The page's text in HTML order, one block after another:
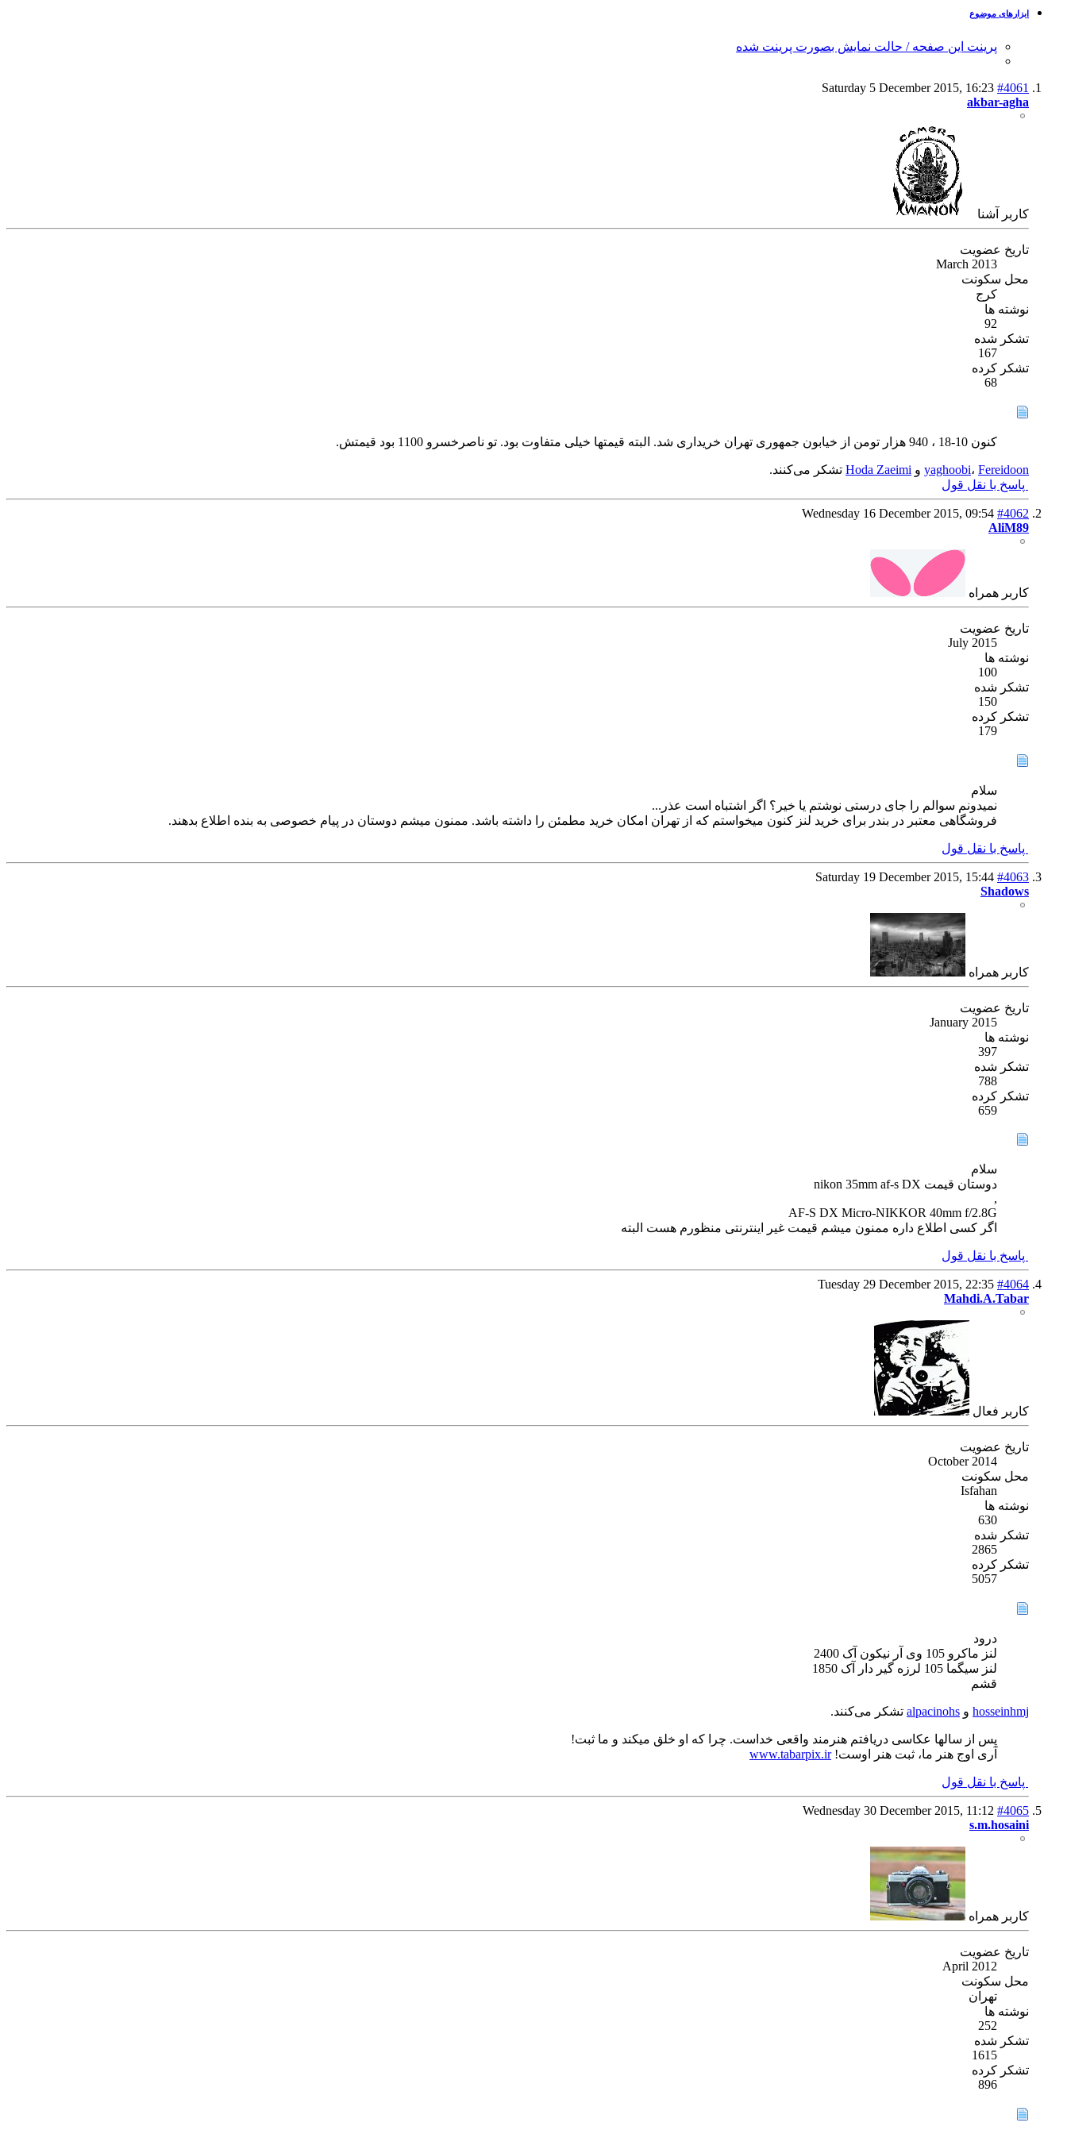
ابزارهای موضوع
پرینت این صفحه / حالت نمایش بصورت پرینت شده
Saturday 5 December 2015, 16:23 #4061
akbar-agha
كاربر آشنا
تاریخ عضویت
March 2013
محل سکونت
کرج
نوشته ها
92
تشکر شده
167
تشکر کرده
68
کنون 10-18 ، 940 هزار تومن از خیابون جمهوری تهران خریداری شد. البته قیمتها خیلی متفاوت بود. تو ناصرخسرو 1100 بود قیمتش.
yaghoobi، Fereidoon و Hoda Zaeimi تشکر می‌کنند.
پاسخ با نقل قول
Wednesday 16 December 2015, 09:54 #4062
AliM89
كاربر همراه
تاریخ عضویت
July 2015
نوشته ها
100
تشکر شده
150
تشکر کرده
179
سلام
نمیدونم سوالم را جای درستی نوشتم یا خیر؟ اگر اشتباه است عذر...
فروشگاهی معتبر در بندر برای خرید لنز کنون میخواستم که از تهران امکان خرید مطمئن را داشته باشد. ممنون میشم دوستان در پیام خصوصی به بنده اطلاع بدهند.
پاسخ با نقل قول
Saturday 19 December 2015, 15:44 #4063
Shadows
كاربر همراه
تاریخ عضویت
January 2015
نوشته ها
397
تشکر شده
788
تشکر کرده
659
سلام
دوستان قیمت nikon 35mm af-s DX
,
AF-S DX Micro-NIKKOR 40mm f/2.8G
اگر کسی اطلاع داره ممنون میشم قیمت غیر اینترنتی منظورم هست البته
پاسخ با نقل قول
Tuesday 29 December 2015, 22:35 #4064
Mahdi.A.Tabar
كاربر فعال
تاریخ عضویت
October 2014
محل سکونت
Isfahan
نوشته ها
630
تشکر شده
2865
تشکر کرده
5057
درود
لنز ماکرو 105 وی آر نیکون آک 2400
لنز سیگما 105 لرزه گیر دار آک 1850
قشم
hosseinhmj و alpacinohs تشکر می‌کنند.
پس از سالها عکاسی دریافتم هنرمند واقعی خداست. چرا که او خلق میکند و ما ثبت!
آری اوج هنر ما، ثبت هنر اوست!www.tabarpix.ir
پاسخ با نقل قول
Wednesday 30 December 2015, 11:12 #4065
s.m.hosaini
كاربر همراه
تاریخ عضویت
April 2012
محل سکونت
تهران
نوشته ها
252
تشکر شده
1615
تشکر کرده
896